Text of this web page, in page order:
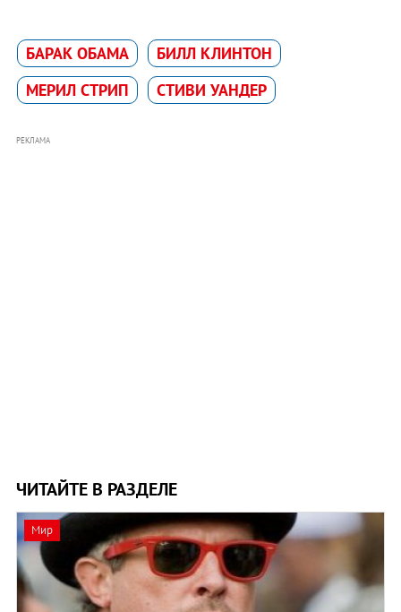
БАРАК ОБАМА
БИЛЛ КЛИНТОН
МЕРИЛ СТРИП
СТИВИ УАНДЕР
РЕКЛАМА
ЧИТАЙТЕ В РАЗДЕЛЕ
Мир